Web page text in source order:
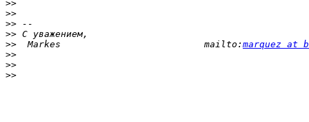
>>
>>
>>
>>
>> Markes                          mailto: marquez at
>>
>>
>>